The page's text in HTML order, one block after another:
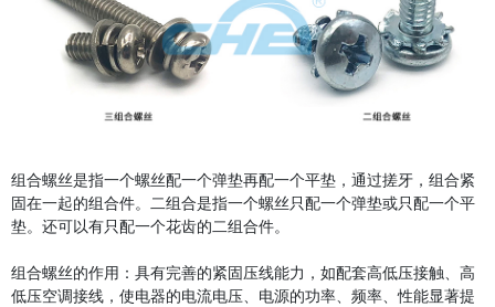
组合螺丝是指一个螺丝配一个弹垫再配一个平垫，通过搓牙，组合紧
固在一起的组合件。二组合是指一个螺丝只配一个弹垫或只配一个平
垫。还可以有只配一个花齿的二组合件。
组合螺丝的作用：具有完善的紧固压线能力，如配套高低压接触、高
低压空调接线，使电器的电流电压、电源的功率、频率、性能显著提